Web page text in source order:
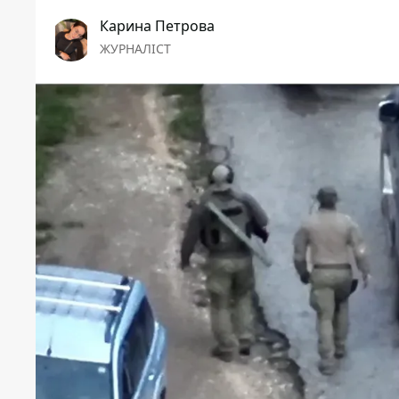
Карина Петрова
ЖУРНАЛІСТ